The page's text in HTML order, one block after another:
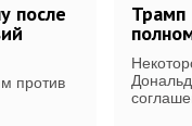
после
против
Трамп